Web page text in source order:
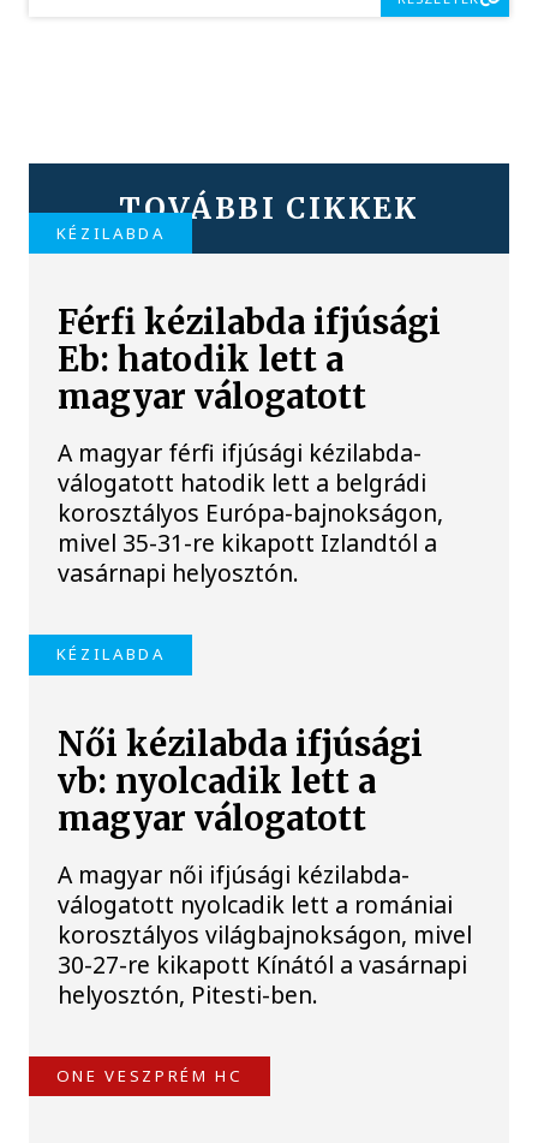
TOVÁBBI CIKKEK
KÉZILABDA
Férfi kézilabda ifjúsági
Eb: hatodik lett a
magyar válogatott
A magyar férfi ifjúsági kézilabda-
válogatott hatodik lett a belgrádi
korosztályos Európa-bajnokságon,
mivel 35-31-re kikapott Izlandtól a
vasárnapi helyosztón.
KÉZILABDA
Női kézilabda ifjúsági
vb: nyolcadik lett a
magyar válogatott
A magyar női ifjúsági kézilabda-
válogatott nyolcadik lett a romániai
korosztályos világbajnokságon, mivel
30-27-re kikapott Kínától a vasárnapi
helyosztón, Pitesti-ben.
ONE VESZPRÉM HC